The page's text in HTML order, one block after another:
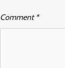
Comment *